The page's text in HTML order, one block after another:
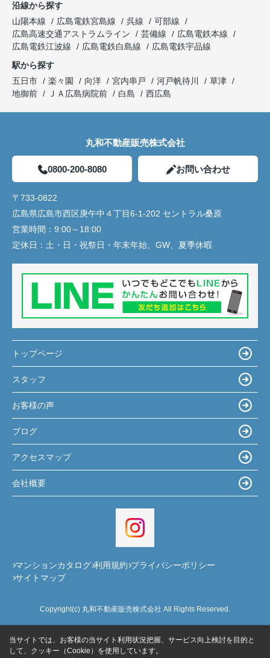
沿線から探す
山陽本線
広島電鉄宮島線 呉線
可部線
広島高速交通アストラムライン
芸備線
広島電鉄本線
広島電鉄江波線
広島電鉄白島線
広島電鉄宇品線
駅から探す
五日市
楽々園 向洋 宮内串戸 河戸帆待川
草津
地御前
ＪＡ広島病院前 白島 西広島
丸和不動産販売株式会社
0800-200-8080 お問い合わせ
〒733-0822
広島県広島市西区庚午中４丁目6-1-202 セントラル桑原
営業時間： 9:00～18:00
定休日： 土・日・祝祭日・年末年始、GW、夏季休暇
トップページ
スタッフ
お客様の声
ブログ
アクセスマップ
会社概要
マンションカタログ 利用規約 プライバシーポリシー
サイトマップ
Copyright(c) 丸和不動産販売株式会社 All Rights Reserved.
当サイトでは、お客様の当サイト利用状況把握、サービス向上検討を目的と
して、クッキー（Cookie）を使用しています。